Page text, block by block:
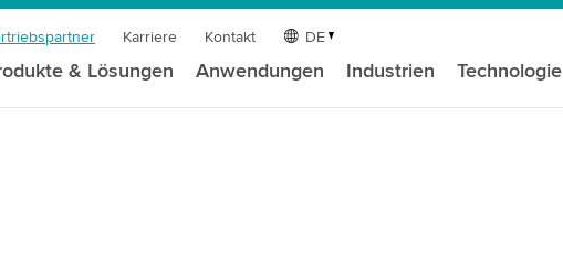
Karriere Kontakt DE
& Lösungen Anwendungen Industrien Technologie